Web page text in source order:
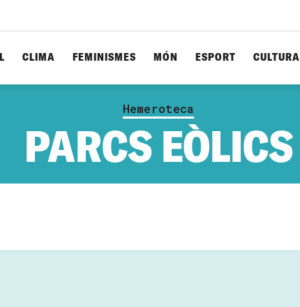
CLIMA FEMINISMES MÓN ESPORT CULTURA
Hemeroteca
PARCS EÒLICS